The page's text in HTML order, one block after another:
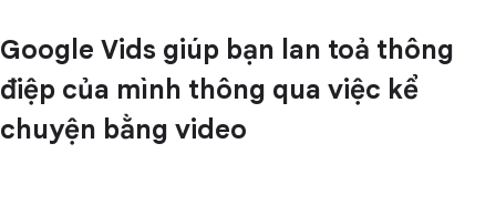
Google Vids giúp bạn lan toả thông
điệp của mình thông qua việc kể
chuyện bằng video